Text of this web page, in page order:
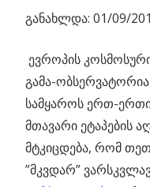
განახლდა: 01/09/
ევროპის
გამა-
სამყაროს ერთ-
მთავარი ეტაპების
მტკიცდება, რომ
”მკვდარ”